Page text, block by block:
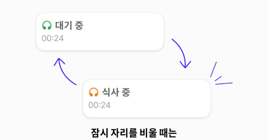
잠시 자리를 비울 때는